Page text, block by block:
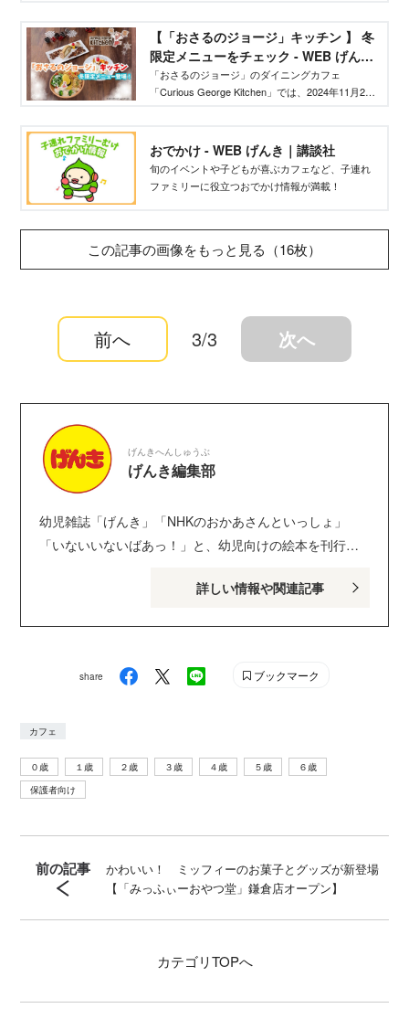
おやつやグッズをご紹介！
【「おさるのジョージ」キッチン 】 冬
限定メニューをチェック - WEB げんき
｜講談社
「おさるのジョージ」のダイニングカフェ
「Curious George Kitchen」では、2024年11月22
ご紹介します！
おでかけ - WEB げんき｜講談社
旬のイベントや子どもが喜ぶカフェなど、子連れ
ファミリーに役立つおでかけ情報が満載！
この記事の画像をもっと見る（16枚）
前へ 3/3 次へ
げんきへんしゅうぶ
げんき編集部
幼児雑誌「げんき」「NHKのおかあさんといっしょ」
「いないいないばあっ！」と、幼児向けの絵本を刊行し
のお子さんがいるパパ・ママを中心に、おもしろくて役
詳しい情報や関連記事
share ブックマーク
カフェ
０歳 １歳 ２歳 ３歳 ４歳 ５歳
６歳
保護者向け
前の記事
かわいい！ ミッフィーのお菓子とグッズが新登場
【「みっふぃーおやつ堂」鎌倉店オープン】
カテゴリTOPへ